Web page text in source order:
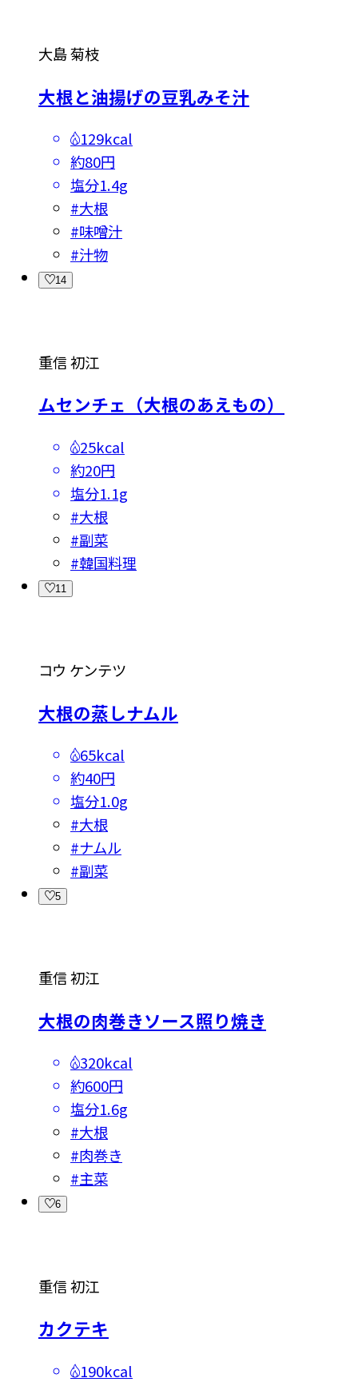
大島 菊枝
大根と油揚げの豆乳みそ汁
129kcal
約80円
塩分1.4g
#大根
#味噌汁
#汁物
14
重信 初江
ムセンチェ（大根のあえもの）
25kcal
約20円
塩分1.1g
#大根
#副菜
#韓国料理
11
コウ ケンテツ
大根の蒸しナムル
65kcal
約40円
塩分1.0g
#大根
#ナムル
#副菜
5
重信 初江
大根の肉巻きソース照り焼き
320kcal
約600円
塩分1.6g
#大根
#肉巻き
#主菜
6
重信 初江
カクテキ
190kcal